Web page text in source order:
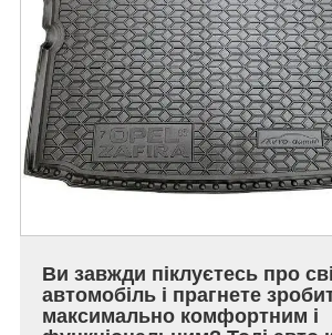
Ви завжди піклуєтесь про
автомобіль і прагнете
максимально комфортним і